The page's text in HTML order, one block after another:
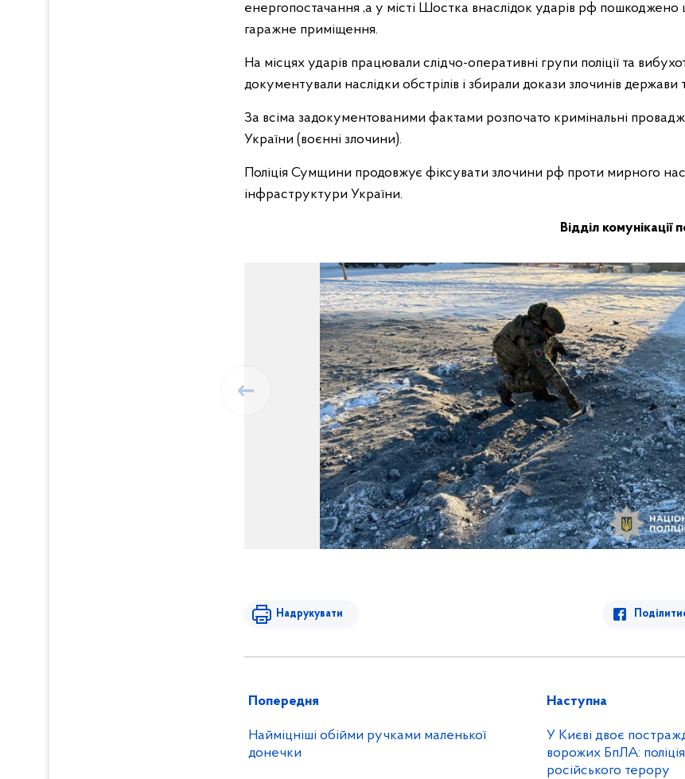
енергопостачання ,а у місті Шостка внаслідок ударів рф пошкоджено
гаражне приміщення.
На місцях ударів працювали слідчо-оперативні групи поліції та
документували наслідки обстрілів і збирали докази злочинів держави
За всіма задокументованими фактами розпочато кримінальні
України (воєнні злочини).
Поліція Сумщини продовжує фіксувати злочини рф проти мирного
інфраструктури України.
Відділ комунікації
Надрукувати
Попередня
Найміцніші обійми ручками маленької
донечки
Наступна
У Києві двоє
ворожих БпЛА:
російського терору